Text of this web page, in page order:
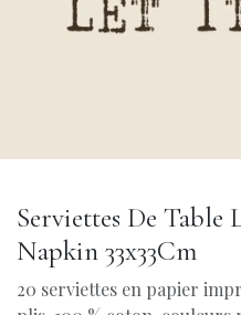
Serviettes De Table
Napkin 33x33Cm
20 serviettes en papier